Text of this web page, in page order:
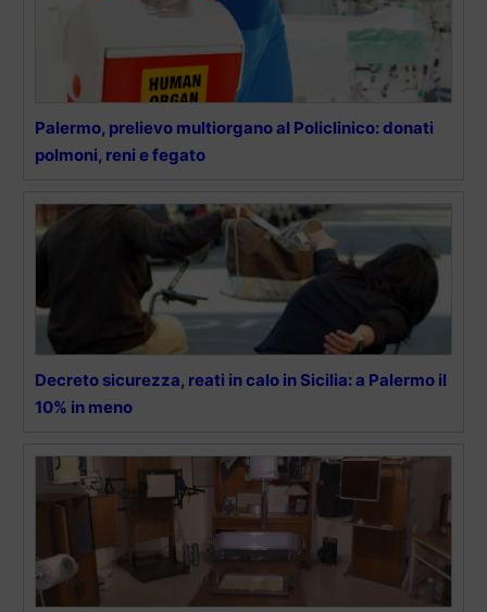
Palermo, prelievo multiorgano al Policlinico: donati
polmoni, reni e fegato
Decreto sicurezza, reati in calo in Sicilia: a Palermo il
10% in meno